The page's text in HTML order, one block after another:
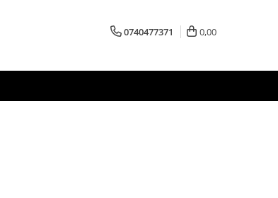
0740477371 0,00